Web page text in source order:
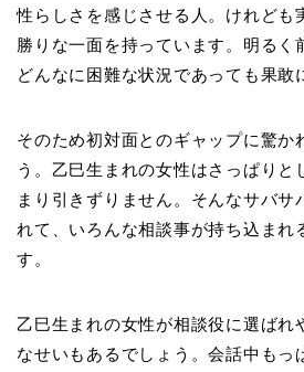
性らしさを感じさせる人。けれども
勝りな一面を持っています。明るく
どんなに困難な状況であっても果敢
そのため初対面とのギャップに驚か
う。乙巳生まれの女性はさっぱりと
まり引きずりません。そんなサバサ
れて、いろんな相談事が持ち込まれ
す。
乙巳生まれの女性が相談役に選ばれ
なせいもあるでしょう。会話中もっ